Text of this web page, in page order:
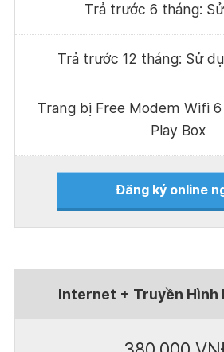
Trả trước 6 tháng:
Trả trước 12 tháng: Sử
Trang bị Free Modem Wifi
Play Box
Đăng ký online
Internet + Truyền Hình